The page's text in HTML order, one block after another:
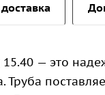
— это